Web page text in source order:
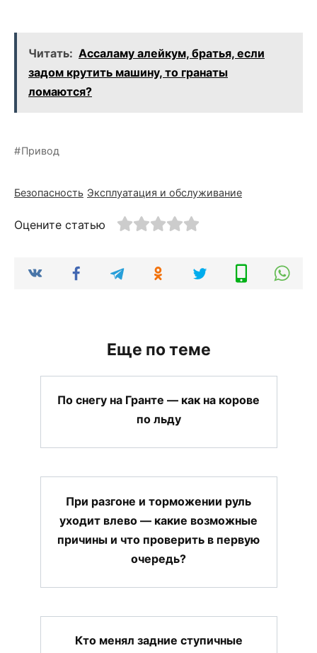
Читать: Ассаламу алейкум, братья, если
задом крутить машину, то гранаты
ломаются?
Привод
Безопасность Эксплуатация и обслуживание
Оцените статью
Еще по теме
По снегу на Гранте — как на корове
по льду
При разгоне и торможении руль
уходит влево — какие возможные
причины и что проверить в первую
очередь?
Кто менял задние ступичные